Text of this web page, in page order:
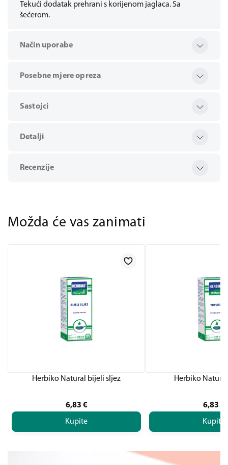
Tekući dodatak prehrani s korijenom jaglaca. Sa
šećerom.
Način uporabe
Posebne mjere opreza
Sastojci
Detalji
Recenzije
Možda će vas zanimati
Herbiko Natural bijeli sljez
6,83 €
Kupite
Herbiko
6,83
Kupite